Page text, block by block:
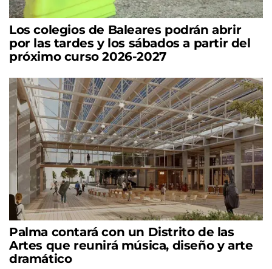
Los colegios de Baleares podrán abrir
por las tardes y los sábados a partir del
próximo curso 2026-2027
Palma contará con un Distrito de las
Artes que reunirá música, diseño y arte
dramático